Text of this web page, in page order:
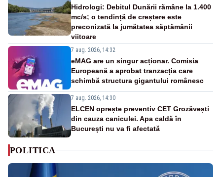
Hidrologi: Debitul Dunării rămâne la 1.400
mc/s; o tendință de creștere este
preconizată la jumătatea săptămânii
viitoare
7 aug. 2026, 14:32
eMAG are un singur acționar. Comisia
Europeană a aprobat tranzacția care
schimbă structura gigantului românesc
7 aug. 2026, 14:30
ELCEN oprește preventiv CET Grozăvești
din cauza caniculei. Apa caldă în
București nu va fi afectată
POLITICA